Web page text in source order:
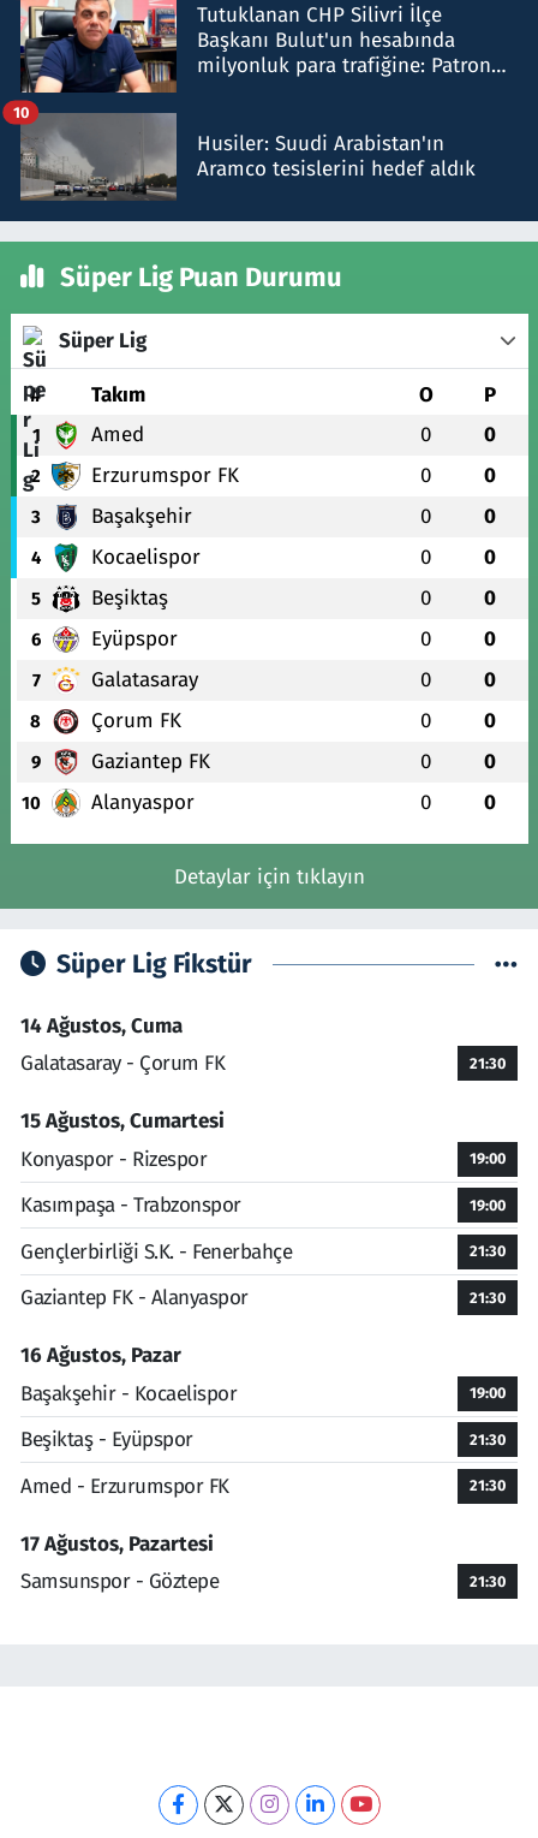
Tutuklanan CHP Silivri İlçe
Başkanı Bulut'un hesabında
milyonluk para trafiğine: Patron
Husiler: Suudi Arabistan'ın
Aramco tesislerini hedef aldık
10
Süper Lig Puan Durumu
Süper Lig
# Takım O P
1 Amed 0 0
2 Erzurumspor FK 0 0
3 Başakşehir 0 0
4 Kocaelispor 0 0
5 Beşiktaş 0 0
6 Eyüpspor 0 0
7 Galatasaray 0 0
8 Çorum FK 0 0
9 Gaziantep FK 0 0
10 Alanyaspor 0 0
Detaylar için tıklayın
Süper Lig Fikstür
14 Ağustos, Cuma
Galatasaray - Çorum FK
21:30
15 Ağustos, Cumartesi
Konyaspor - Rizespor
19:00
Kasımpaşa - Trabzonspor 19:00
Gençlerbirliği S.K. - Fenerbahçe 21:30
Gaziantep FK - Alanyaspor 21:30
16 Ağustos, Pazar
Başakşehir - Kocaelispor
19:00
Beşiktaş - Eyüpspor 21:30
Amed - Erzurumspor FK 21:30
17 Ağustos, Pazartesi
Samsunspor - Göztepe
21:30